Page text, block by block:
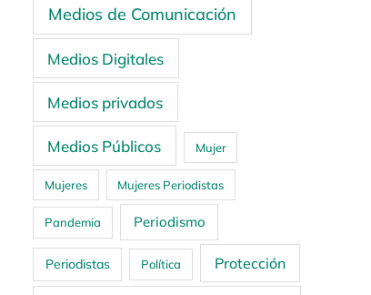
Medios de Comunicación
Medios Digitales
Medios privados
Medios Públicos Mujer
Mujeres Mujeres Periodistas
Pandemia Periodismo
Periodistas Política Protección